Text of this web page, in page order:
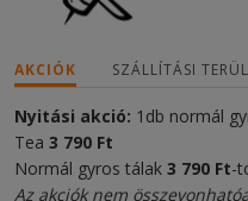
AKCIÓK SZÁLLÍTÁSI
Nyitási akció: 1db normál
Tea 3 790 Ft
Normál gyros tálak 3 790 Ft-
Az akciók nem